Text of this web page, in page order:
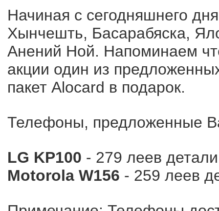
Начиная с сегодняшнего
Хынчешть, Басарабяска,
Анений Ной. Напоминаем
акции один из
пакет Alocard в подарок.
Телефоны, предложенные
LG KP100 - 279 леев детали
Motorola W156 - 259 леев